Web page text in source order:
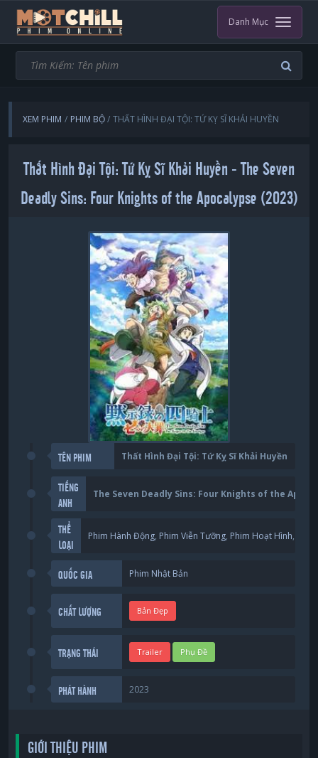
Danh Mục
XEM PHIM PHIM BỘ THẤT HÌNH ĐẠI TỘI: TỨ KỴ SĨ KHẢI HUYỀN
Thất Hình Đại Tội: Tứ Kỵ Sĩ Khải Huyền - The Seven
Deadly Sins: Four Knights of the Apocalypse (2023)
TÊN PHIM Thất Hình Đại Tội: Tứ Kỵ Sĩ Khải Huyền
TIẾNG
ANH
The Seven Deadly Sins: Four Knights of the
THỂ
LOẠI
Phim Hành Động, Phim Viễn Tưỡng, Phim Hoạt Hình,
QUỐC GIA Phim Nhật Bản
CHẤT LƯỢNG Bản Đẹp
TRẠNG THÁI Trailer Phụ Đề
PHÁT HÀNH 2023
GIỚI THIỆU PHIM